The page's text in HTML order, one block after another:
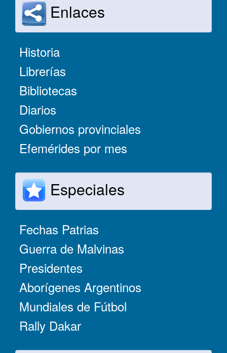
Enlaces
Historia
Librerías
Bibliotecas
Diarios
Gobiernos provinciales
Efemérides por mes
Especiales
Fechas Patrias
Guerra de Malvinas
Presidentes
Aborígenes Argentinos
Mundiales de Fútbol
Rally Dakar